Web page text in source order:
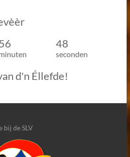
48
seconden
d'n Éllefde!
bïj de SLV